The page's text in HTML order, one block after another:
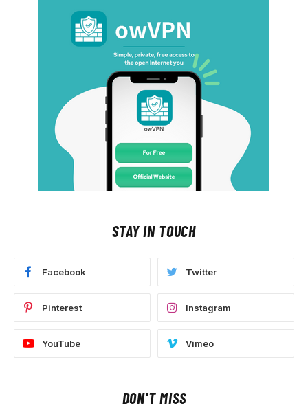
STAY IN TOUCH
Facebook Twitter
Pinterest Instagram
YouTube Vimeo
DON'T MISS